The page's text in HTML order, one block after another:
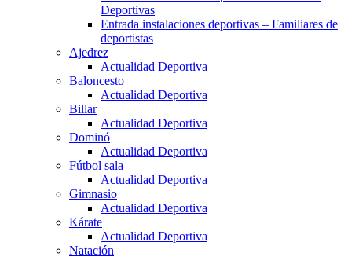
Deportivas
Entrada instalaciones deportivas – Familiares de
deportistas
Ajedrez
Actualidad Deportiva
Baloncesto
Actualidad Deportiva
Billar
Actualidad Deportiva
Dominó
Actualidad Deportiva
Fútbol sala
Actualidad Deportiva
Gimnasio
Actualidad Deportiva
Kárate
Actualidad Deportiva
Natación